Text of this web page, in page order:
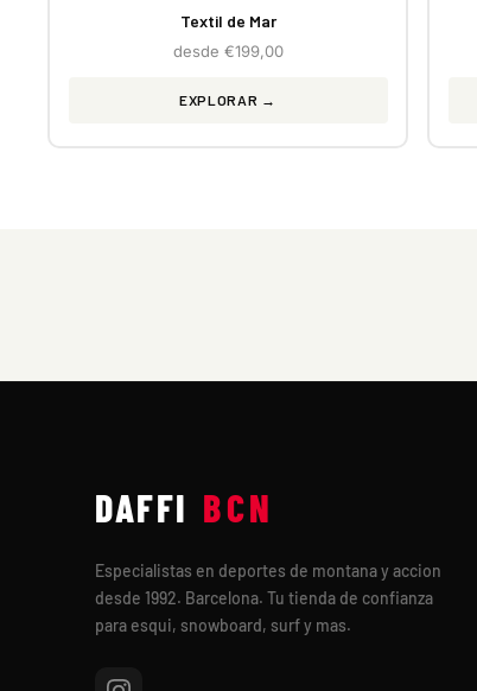
Textil de Mar
desde €199,00
EXPLORAR →
DAFFI BCN
Especialistas en deportes de montana y accion
desde 1992. Barcelona. Tu tienda de confianza
para esqui, snowboard, surf y mas.